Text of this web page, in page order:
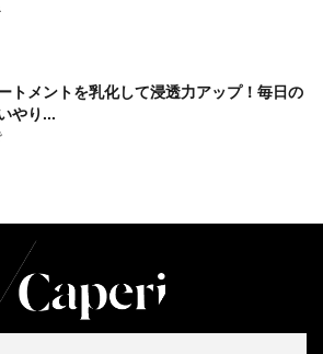
トメントを乳化して浸透力アップ！毎日の
やり...